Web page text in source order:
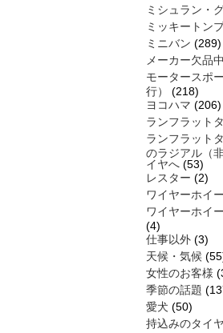
ミシュラン・
ミッキートン
ミニバン (289)
メーカー欠品
モータースポ
行）
(218)
ヨコハマ (206)
ランフラット
ランフラット
のラジアル（
イヤへ (53)
レスター (2)
ワイヤーホイ
ワイヤーホイ
(4)
仕事以外 (3)
天候・気候
女性のお客様
季節の話題
愛犬 (50)
持込みのタイ